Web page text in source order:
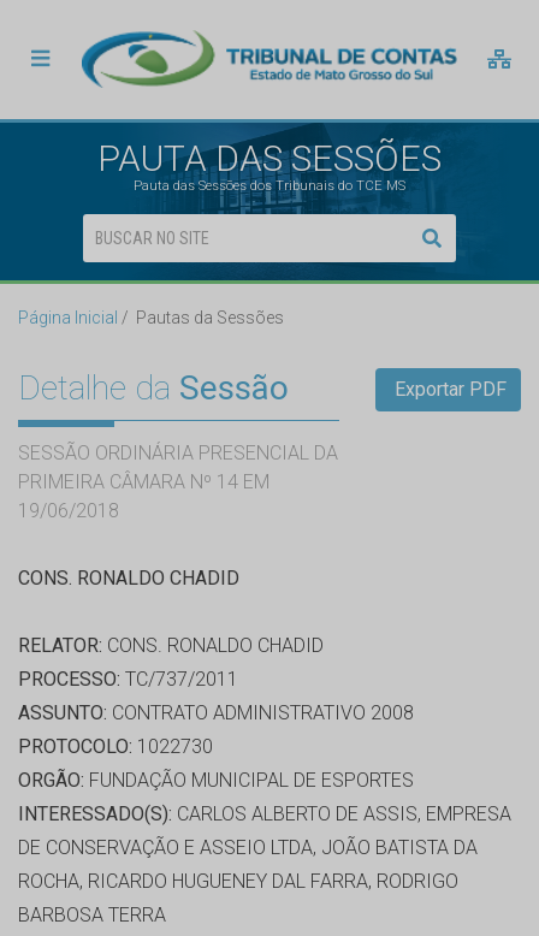
PAUTA DAS SESSÕES
Pauta das Sessões dos Tribunais do TCE MS
Página Inicial Pautas da Sessões
Detalhe da Sessão
SESSÃO ORDINÁRIA PRESENCIAL DA
PRIMEIRA CÂMARA Nº 14 EM
19/06/2018
Exportar PDF
CONS. RONALDO CHADID
RELATOR: CONS. RONALDO CHADID
PROCESSO: TC/737/2011
ASSUNTO: CONTRATO ADMINISTRATIVO 2008
PROTOCOLO: 1022730
ORGÃO: FUNDAÇÃO MUNICIPAL DE ESPORTES
INTERESSADO(S): CARLOS ALBERTO DE ASSIS, EMPRESA
DE CONSERVAÇÃO E ASSEIO LTDA, JOÃO BATISTA DA
ROCHA, RICARDO HUGUENEY DAL FARRA, RODRIGO
BARBOSA TERRA